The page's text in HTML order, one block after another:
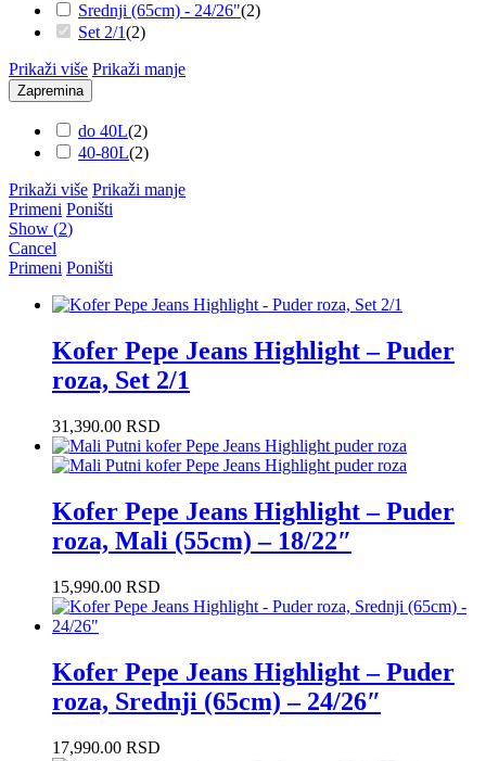
Srednji (65cm) - 24/26"(2)
Set 2/1(2)
Prikaži više Prikaži manje
Zapremina
do 40L(2)
40-80L(2)
Prikaži više Prikaži manje
Primeni Poništi
Show (2)
Cancel
Primeni Poništi
Kofer Pepe Jeans Highlight – Puder
roza, Set 2/1
31,390.00 RSD
Kofer Pepe Jeans Highlight – Puder
roza, Mali (55cm) – 18/22″
15,990.00 RSD
Kofer Pepe Jeans Highlight – Puder
roza, Srednji (65cm) – 24/26″
17,990.00 RSD